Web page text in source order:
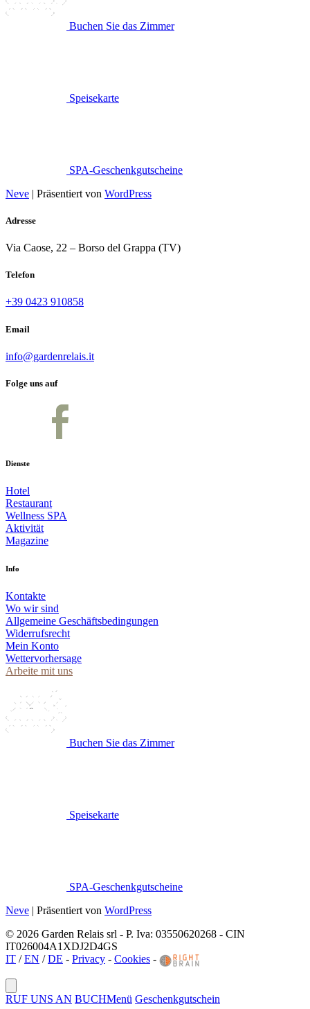
Buchen Sie das Zimmer
Speisekarte
SPA-Geschenkgutscheine
Neve | Präsentiert von WordPress
Adresse
Via Caose, 22 – Borso del Grappa (TV)
Telefon
+39 0423 910858
Email
info@gardenrelais.it
Folge uns auf
Dienste
Hotel
Restaurant
Wellness SPA
Aktivität
Magazine
Info
Kontakte
Wo wir sind
Allgemeine Geschäftsbedingungen
Widerrufsrecht
Mein Konto
Wettervorhersage
Arbeite mit uns
Buchen Sie das Zimmer
Speisekarte
SPA-Geschenkgutscheine
Neve | Präsentiert von WordPress
© 2026 Garden Relais srl - P. Iva: 03550620268 - CIN
IT026004A1XDJ2D4GS
IT /EN /DE - Privacy - Cookies -
RUF UNS AN BUCHMenü Geschenkgutschein